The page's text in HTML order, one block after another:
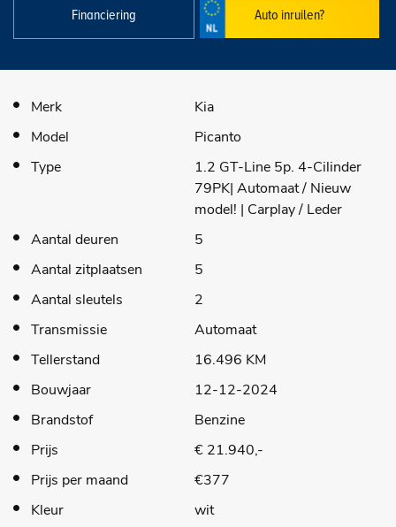
Financiering Auto inruilen?
Merk
Kia
Model
Picanto
Type
1.2 GT-Line 5p. 4-Cilinder
79PK| Automaat / Nieuw
model! | Carplay / Leder
Aantal deuren
5
Aantal zitplaatsen
5
Aantal sleutels
2
Transmissie
Automaat
Tellerstand
16.496 KM
Bouwjaar
12-12-2024
Brandstof
Benzine
Prijs
€ 21.940,-
Prijs per maand
€377
Kleur
wit